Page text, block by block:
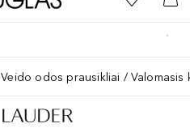
Į
Veido odos prausikliai Valomasis